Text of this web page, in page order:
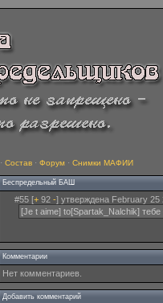
· Состав · Форум · Снимки МАФИИ
Беспредельный БАШ
#55 [+ 92 -] утверждена February 25
[Je t aime] to[Spartak_Nalchik]
Комментарии
Нет комментариев.
Добавить комментарий